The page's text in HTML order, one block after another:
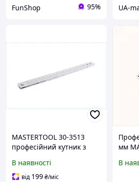
FunShop 95% UA-
MASTERTOOL 30-3513
професійний кутник з
шкалою 8568H733A
В наявності
від 199₴/міс
мм
В